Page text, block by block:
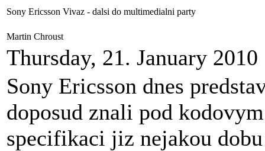
Sony Ericsson Vivaz - dalsi do multimedialni party
Martin Chroust
Thursday, 21. January 2010
Sony Ericsson dnes
doposud znali pod
specifikaci jiz nejakou